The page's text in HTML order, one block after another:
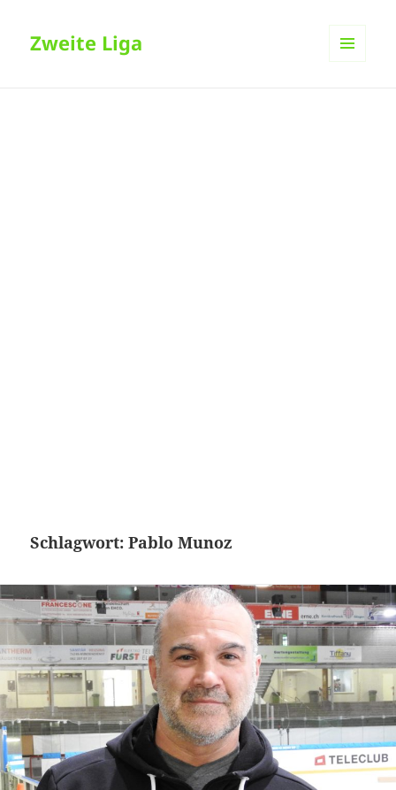
Zweite Liga
Schlagwort:Pablo Munoz